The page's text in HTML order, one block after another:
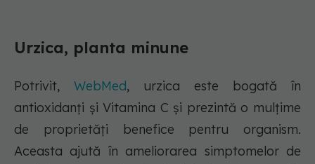
Urzica, planta minune
Potrivit, WebMed, urzica este bogată în
antioxidanți și Vitamina C și prezintă o mulțime
de proprietăți benefice pentru organism.
Aceasta ajută în ameliorarea simptomelor de